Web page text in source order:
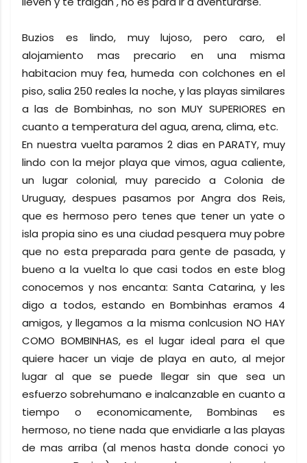
Buzios es lindo, muy lujoso, pero caro, el
alojamiento mas precario en una misma
habitacion muy fea, humeda con colchones en el
piso, salia 250 reales la noche, y las playas similares
a las de Bombinhas, no son MUY SUPERIORES en
cuanto a temperatura del agua, arena, clima, etc.
En nuestra vuelta paramos 2 dias en PARATY, muy
lindo con la mejor playa que vimos, agua caliente,
un lugar colonial, muy parecido a Colonia de
Uruguay, despues pasamos por Angra dos Reis,
que es hermoso pero tenes que tener un yate o
isla propia sino es una ciudad pesquera muy pobre
que no esta preparada para gente de pasada, y
bueno a la vuelta lo que casi todos en este blog
conocemos y nos encanta: Santa Catarina, y les
digo a todos, estando en Bombinhas eramos 4
amigos, y llegamos a la misma conlcusion NO HAY
COMO BOMBINHAS, es el lugar ideal para el que
quiere hacer un viaje de playa en auto, al mejor
lugar al que se puede llegar sin que sea un
esfuerzo sobrehumano e inalcanzable en cuanto a
tiempo o economicamente, Bombinas es
hermoso, no tiene nada que envidiarle a las playas
de mas arriba (al menos hasta donde conoci yo